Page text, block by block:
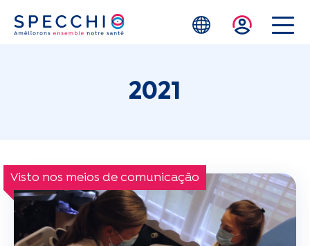
Skip to main content
2021
Visto nos meios de comunicação